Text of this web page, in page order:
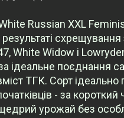
Russian XXL
White Widow і
ідеальне поєднання
ТГК. Сорт ідеально
- за
урожай без